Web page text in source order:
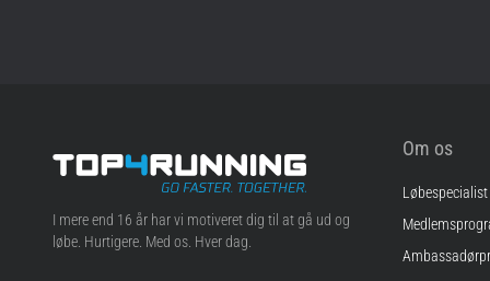
Top4Running.dk
I mere end 16 år har vi motiveret dig til at gå ud og
løbe. Hurtigere. Med os. Hver dag.
Om os